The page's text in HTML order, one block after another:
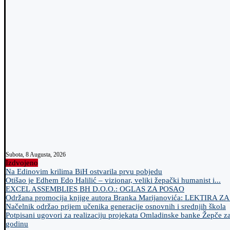
Subota, 8 Augusta, 2026
Izdvojeno
Na Edinovim krilima BiH ostvarila prvu pobjedu
Otišao je Edhem Edo Halilić – vizionar, veliki žepački humanist i...
EXCEL ASSEMBLIES BH D.O.O.: OGLAS ZA POSAO
Održana promocija knjige autora Branka Marijanovića: LEKTIRA
Načelnik održao prijem učenika generacije osnovnih i srednjih škola
Potpisani ugovori za realizaciju projekata Omladinske banke Žepče
godinu